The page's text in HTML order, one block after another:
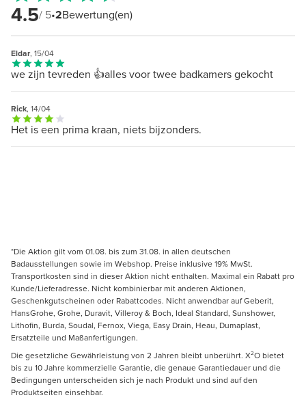
4.5/ 5•2Bewertung(en)
Eldar, 15/04
we zijn tevreden 👍alles voor twee badkamers gekocht
Rick, 14/04
Het is een prima kraan, niets bijzonders.
*Die Aktion gilt vom 01.08. bis zum 31.08. in allen deutschen
Badausstellungen sowie im Webshop. Preise inklusive 19% MwSt.
Transportkosten sind in dieser Aktion nicht enthalten. Maximal ein Rabatt pro
Kunde/Lieferadresse. Nicht kombinierbar mit anderen Aktionen,
Geschenkgutscheinen oder Rabattcodes. Nicht anwendbar auf Geberit,
HansGrohe, Grohe, Duravit, Villeroy & Boch, Ideal Standard, Sunshower,
Lithofin, Burda, Soudal, Fernox, Viega, Easy Drain, Heau, Dumaplast,
Ersatzteile und Maßanfertigungen.
Die gesetzliche Gewährleistung von 2 Jahren bleibt unberührt. X²O bietet
bis zu 10 Jahre kommerzielle Garantie, die genaue Garantiedauer und die
Bedingungen unterscheiden sich je nach Produkt und sind auf den
Produktseiten einsehbar.